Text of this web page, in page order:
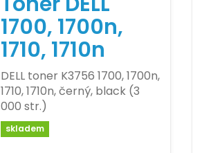
1700, 1700n,
1710, 1710n
DELL toner K3756 1700, 1700n,
1710, 1710n, černý, black (3
000 str.)
skladem